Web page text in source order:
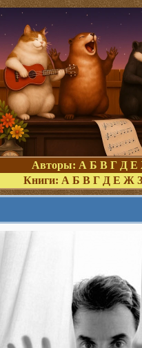
Авторы: А Б В Г Д Е
Книги: А Б В Г Д Е Ж З